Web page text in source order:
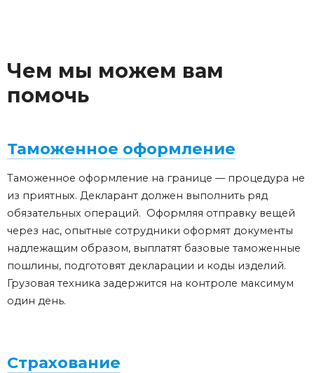
Чем мы можем вам
помочь
Таможенное оформление
Таможенное оформление на границе — процедура не
из приятных. Декларант должен выполнить ряд
обязательных операций. Оформляя отправку вещей
через нас, опытные сотрудники оформят документы
надлежащим образом, выплатят базовые таможенные
пошлины, подготовят декларации и коды изделий.
Грузовая техника задержится на контроле максимум
один день.
Страхование